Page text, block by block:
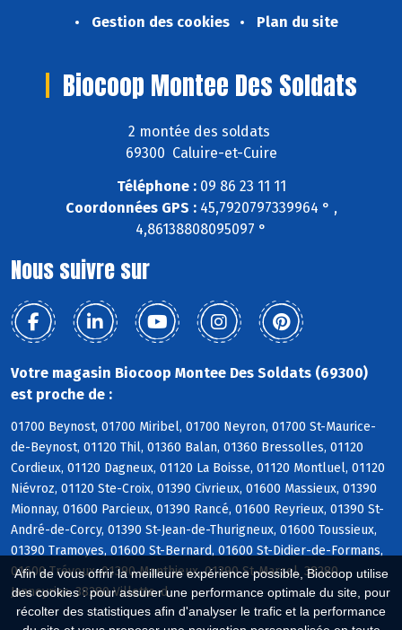
Afin de vous offrir la meilleure expérience possible, Biocoop utilise
des cookies : pour assurer une performance optimale du site, pour
récolter des statistiques afin d'analyser le trafic et la performance
Gestion des cookies
Plan du site
Biocoop Montee Des Soldats
2 montée des soldats
69300 Caluire-et-Cuire
Téléphone :09 86 23 11 11
Coordonnées GPS :45,7920797339964 ° ,
4,86138808095097 °
Nous suivre sur
Votre magasin Biocoop Montee Des Soldats (69300)
est proche de :
01700 Beynost, 01700 Miribel, 01700 Neyron, 01700 St-Maurice-
de-Beynost, 01120 Thil, 01360 Balan, 01360 Bressolles, 01120
Cordieux, 01120 Dagneux, 01120 La Boisse, 01120 Montluel, 01120
Niévroz, 01120 Ste-Croix, 01390 Civrieux, 01600 Massieux, 01390
Mionnay, 01600 Parcieux, 01390 Rancé, 01600 Reyrieux, 01390 St-
André-de-Corcy, 01390 St-Jean-de-Thurigneux, 01600 Toussieux,
01390 Tramoyes, 01600 St-Bernard, 01600 St-Didier-de-Formans,
01600 Trévoux, 01390 Monthieux, 01390 St-Marcel, 38280
Janneyrias, 38280 Villette-d